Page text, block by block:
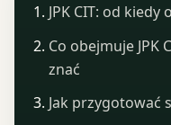
JPK CIT: od
Co obejmuje JPK
znać
Jak przygotować